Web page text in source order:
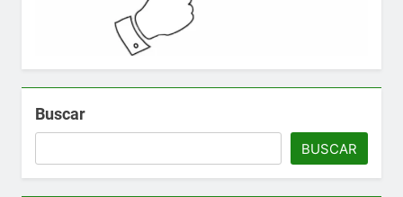
Buscar
BUSCAR